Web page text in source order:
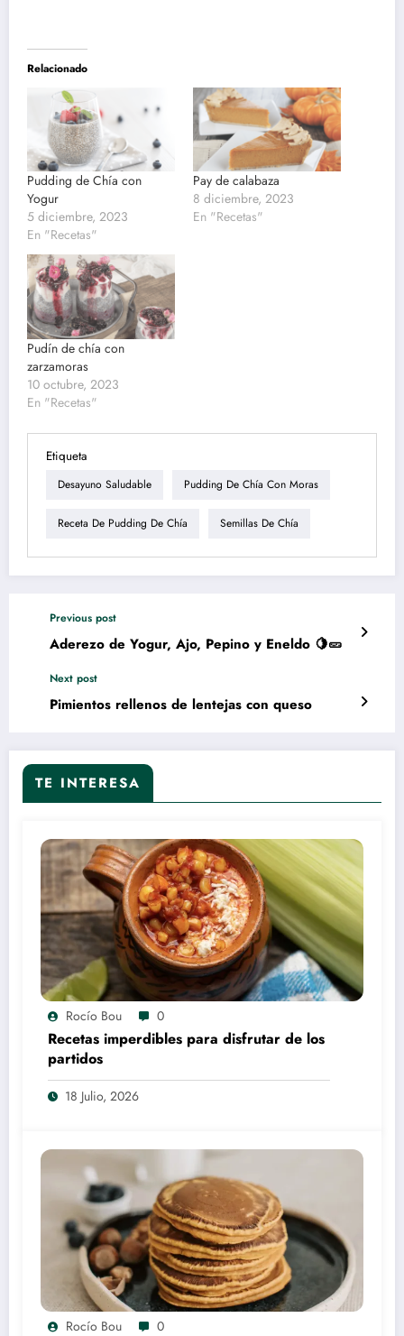
Relacionado
Pudding de Chía con
Yogur
5 diciembre, 2023
En "Recetas"
Pay de calabaza
8 diciembre, 2023
En "Recetas"
Pudín de chía con
zarzamoras
10 octubre, 2023
En "Recetas"
Etiqueta
Desayuno Saludable Pudding De Chía Con Moras
Receta De Pudding De Chía Semillas De Chía
Previous post
Aderezo de Yogur, Ajo, Pepino y Eneldo 🍋🥒
Next post
Pimientos rellenos de lentejas con queso
TE INTERESA
Rocío Bou 0
Recetas imperdibles para disfrutar de los
partidos
18 Julio, 2026
Rocío Bou 0